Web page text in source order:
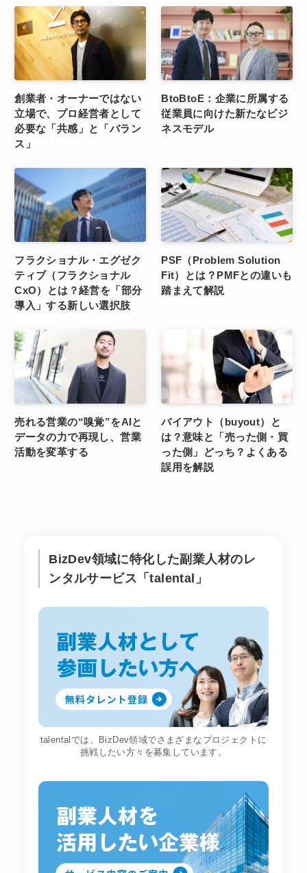
創業者・オーナーではない
立場で、プロ経営者として
必要な「共感」と「バラン
ス」
BtoBtoE：企業に所属する
従業員に向けた新たなビジ
ネスモデル
フラクショナル・エグゼク
ティブ（フラクショナル
CxO）とは？経営を「部分
導入」する新しい選択肢
PSF（Problem Solution
Fit）とは？PMFとの違いも
踏まえて解説
売れる営業の“嗅覚”をAIと
データの力で再現し、営業
活動を変革する
バイアウト（buyout）と
は？意味と「売った側・買
った側」どっち？よくある
誤用を解説
BizDev領域に特化した副業人材のレ
ンタルサービス「talental」
talentalでは、BizDev領域でさまざまなプロジェクトに
挑戦したい方々を募集しています。